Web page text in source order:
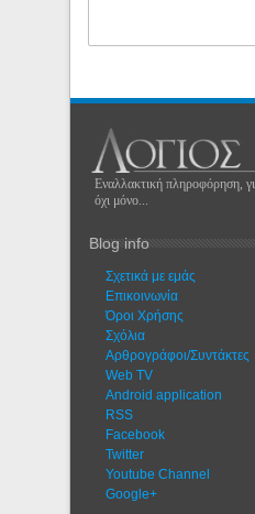
Εναλλακτική πληροφόρηση,
όχι μόνο...
Blog info
Σχετικά με εμάς
Eπικοινωνία
Όροι Χρήσης
Σχόλια
Αρθρογράφοι/Συντάκτες
Web TV
Android application
RSS
Facebook
Twitter
Youtube Channel
Google+